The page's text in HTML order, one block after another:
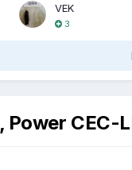
VEK
3
Power CEC-